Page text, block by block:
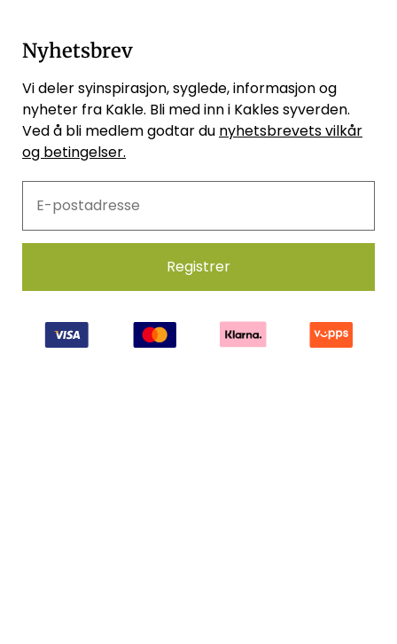
Nyhetsbrev
Vi deler syinspirasjon, syglede, informasjon og
nyheter fra Kakle. Bli med inn i Kakles syverden.
Ved å bli medlem godtar du nyhetsbrevets vilkår
og betingelser.